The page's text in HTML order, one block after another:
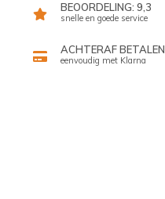
BEOORDELING: 9,3
snelle en goede service
ACHTERAF BETALEN
eenvoudig met Klarna